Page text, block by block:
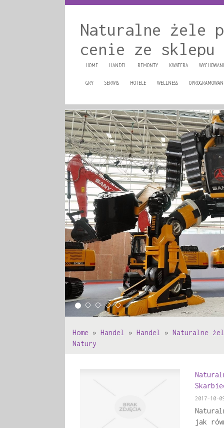
Naturalne żele
cenie ze sklepu
HOME HANDEL REMONTY KWATERA
GRY SERWIS HOTELE WELLNESS
Home » Handel » Handel »
Naturalne
Natury
2017-10-
jak